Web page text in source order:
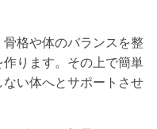
格や体のバランスを整
ります。その上で簡単
い体へとサポートさせ